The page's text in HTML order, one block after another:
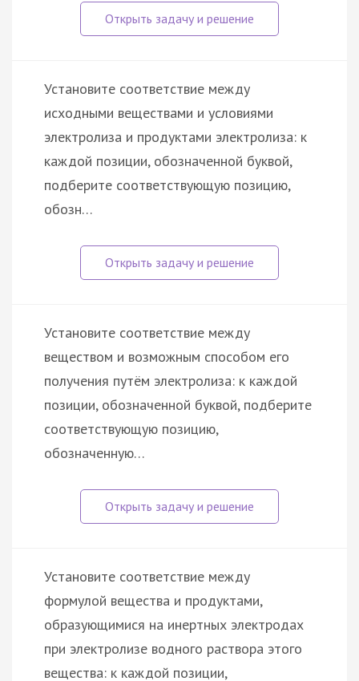
Установите соответствие между
исходными веществами и условиями
электролиза и продуктами электролиза: к
каждой позиции, обозначенной буквой,
подберите соответствующую позицию,
обозн…
Установите соответствие между
веществом и возможным способом его
получения путём электролиза: к каждой
позиции, обозначенной буквой, подберите
соответствующую позицию,
обозначенную…
Установите соответствие между
формулой вещества и продуктами,
образующимися на инертных электродах
при электролизе водного раствора этого
вещества: к каждой позиции,